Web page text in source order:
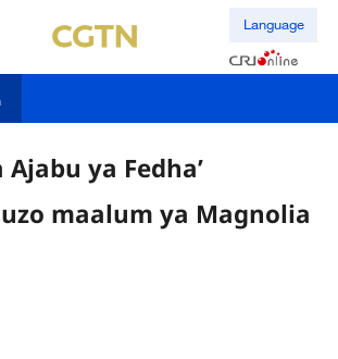
Language
ya Fedha’
maalum ya Magnolia